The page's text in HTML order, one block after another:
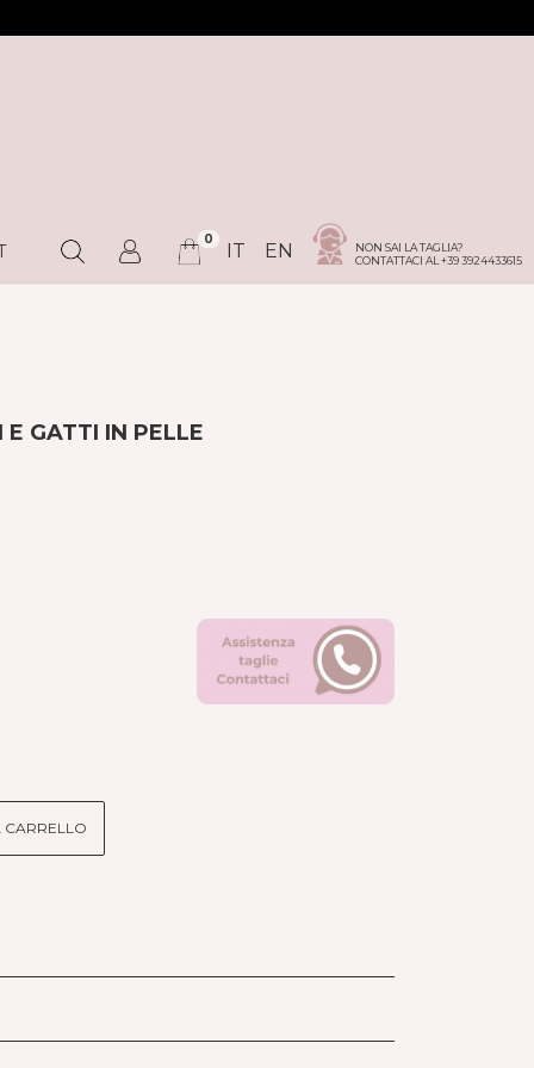
0
IT EN
NON SAI LA TAGLIA?
CONTATTACI AL +39 3924433615
GATTI IN PELLE
CARRELLO